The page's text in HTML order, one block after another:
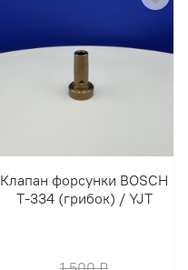
Клапан форсунки BOSCH
T-334 (грибок) / YJT